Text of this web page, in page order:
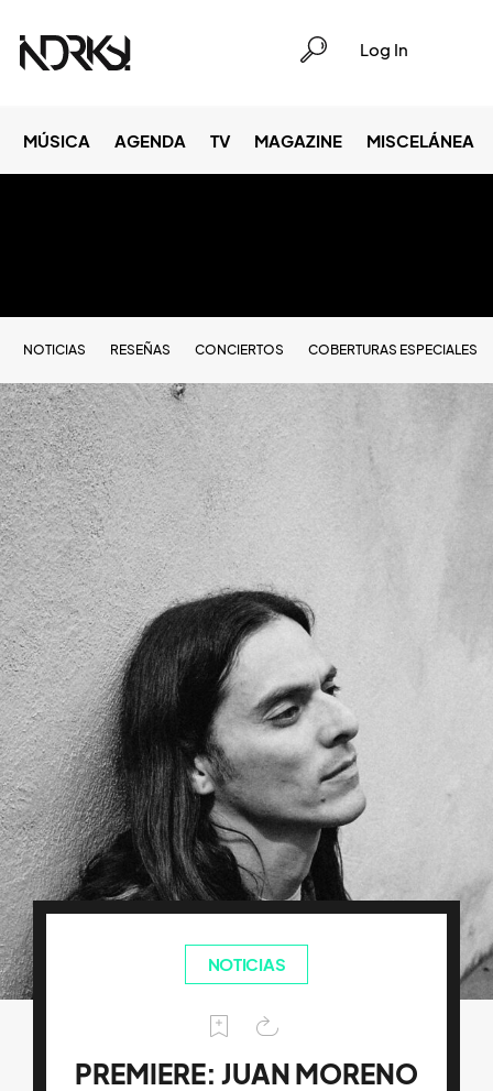
Log In
MÚSICA AGENDA TV MAGAZINE MISCELÁNEA
NOTICIAS RESEÑAS CONCIERTOS COBERTURAS ESPECIALES
NOTICIAS
PREMIERE: JUAN MORENO